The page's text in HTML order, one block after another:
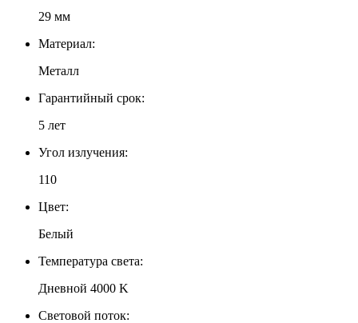
29 мм
Материал:
Металл
Гарантийный срок:
5 лет
Угол излучения:
110
Цвет:
Белый
Температура света:
Дневной 4000 K
Световой поток: